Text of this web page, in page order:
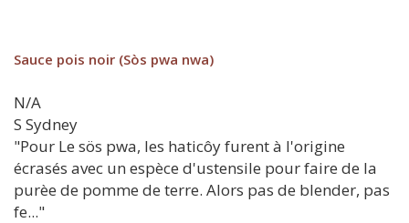
Sauce pois noir (Sòs pwa nwa)
N/A
S Sydney
"Pour Le sös pwa, les haticôy furent à l'origine
écrasés avec un espèce d'ustensile pour faire de la
purèe de pomme de terre. Alors pas de blender, pas
fe..."